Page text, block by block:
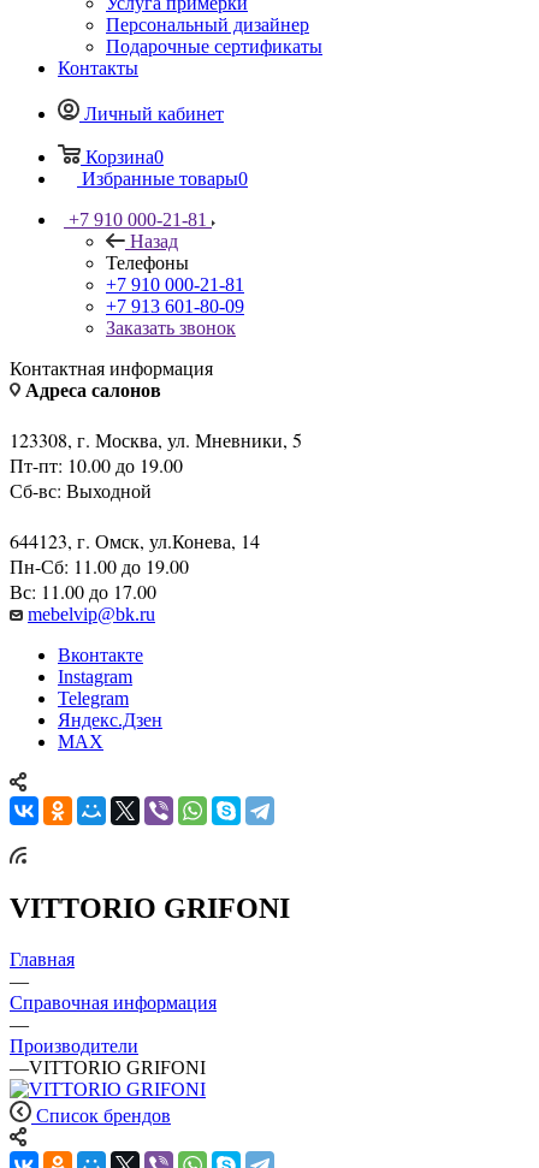
Персональный дизайнер
Подарочные сертификаты
Контакты
Личный кабинет
Корзина0
Избранные товары0
+7 910 000-21-81
Назад
Телефоны
+7 910 000-21-81
+7 913 601-80-09
Заказать звонок
Контактная информация
Адреса салонов
123308, г. Москва, ул. Мневники, 5
Пт-пт: 10.00 до 19.00
Сб-вс: Выходной
644123, г. Омск, ул.Конева, 14
Пн-Сб: 11.00 до 19.00
Вс: 11.00 до 17.00
mebelvip@bk.ru
Вконтакте
Instagram
Telegram
Яндекс.Дзен
MAX
VITTORIO GRIFONI
Главная
—
Справочная информация
—
Производители
—VITTORIO GRIFONI
Список брендов